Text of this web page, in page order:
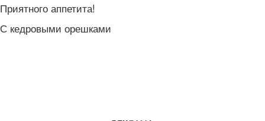
Приятного аппетита!
С кедровыми орешками